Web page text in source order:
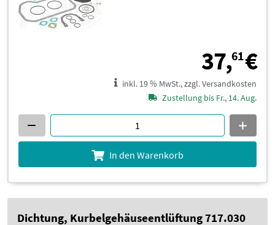
37,61€
inkl. 19 % MwSt., zzgl. Versandkosten
Zustellung bis Fr., 14. Aug.
In den Warenkorb
Dichtung, Kurbelgehäuseentlüftung 717.030